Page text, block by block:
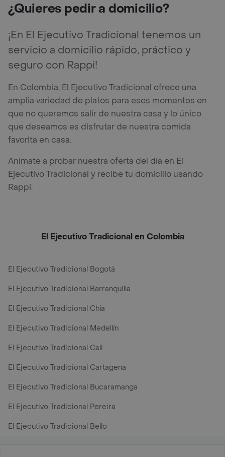
¿Quieres pedir a domicilio?
¡En El Ejecutivo Tradicional tenemos un
servicio a domicilio rápido, práctico y
seguro con Rappi!
En Colombia, El Ejecutivo Tradicional ofrece una
amplia variedad de platos para esos momentos en
que no queremos salir de nuestra casa y lo único
que deseamos es disfrutar de nuestra comida
favorita en casa.
Anímate a probar nuestra oferta del día en El
Ejecutivo Tradicional y recibe tu domicilio usando
Rappi.
El Ejecutivo Tradicional en Colombia
El Ejecutivo Tradicional Bogotá
El Ejecutivo Tradicional Barranquilla
El Ejecutivo Tradicional Chía
El Ejecutivo Tradicional Medellín
El Ejecutivo Tradicional Cali
El Ejecutivo Tradicional Cartagena
El Ejecutivo Tradicional Bucaramanga
El Ejecutivo Tradicional Pereira
El Ejecutivo Tradicional Bello